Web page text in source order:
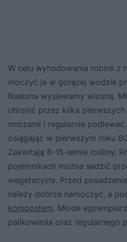
W celu wyhodowania robinii z
moczyć je w gorącej wodzie
Nasiona wysiewamy wiosną.
chronić przez kilka
mrozami i regularnie
osiągając w pierwszym roku
Zakwitają 8-15-letnie rośliny,
pojemnikach można sadzić
wegetacyjny. Przed
należy dobrze namoczyć, a
kompostem. Młode
palikowania oraz regularnego